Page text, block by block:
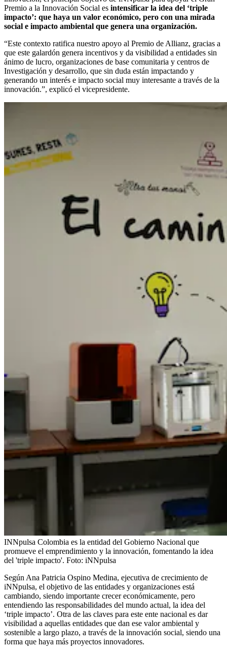
Premio a la Innovación Social es intensificar la idea del ‘triple
impacto’: que haya un valor económico, pero con una mirada
social e impacto ambiental que genera una organización.
“Este contexto ratifica nuestro apoyo al Premio de Allianz, gracias a
que este galardón genera incentivos y da visibilidad a entidades sin
ánimo de lucro, organizaciones de base comunitaria y centros de
Investigación y desarrollo, que sin duda están impactando y
generando un interés e impacto social muy interesante a través de la
innovación.”, explicó el vicepresidente.
INNpulsa Colombia es la entidad del Gobierno Nacional que
promueve el emprendimiento y la innovación, fomentando la idea
del 'triple impacto'. Foto: iNNpulsa
Según Ana Patricia Ospino Medina, ejecutiva de crecimiento de
iNNpulsa, el objetivo de las entidades y organizaciones está
cambiando, siendo importante crecer económicamente, pero
entendiendo las responsabilidades del mundo actual, la idea del
‘triple impacto’. Otra de las claves para este ente nacional es dar
visibilidad a aquellas entidades que dan ese valor ambiental y
sostenible a largo plazo, a través de la innovación social, siendo una
forma que haya más proyectos innovadores.